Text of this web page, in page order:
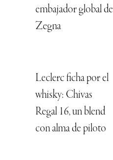
embajador global de
Zegna
Leclerc ficha por el
whisky: Chivas
Regal 16, un blend
con alma de piloto